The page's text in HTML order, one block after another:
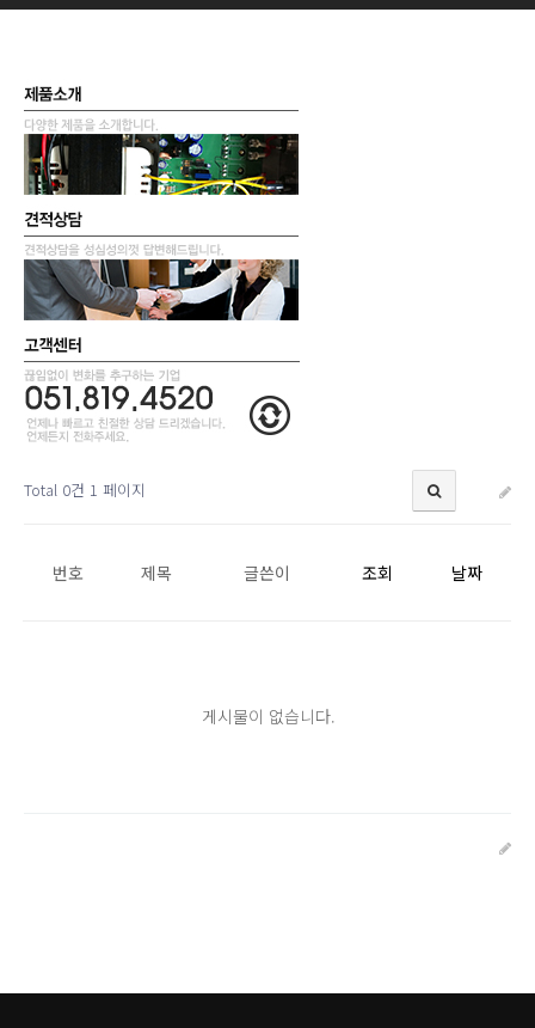
Total 0건 1 페이지
번호 제목 글쓴이 조회 날짜
게시물이 없습니다.